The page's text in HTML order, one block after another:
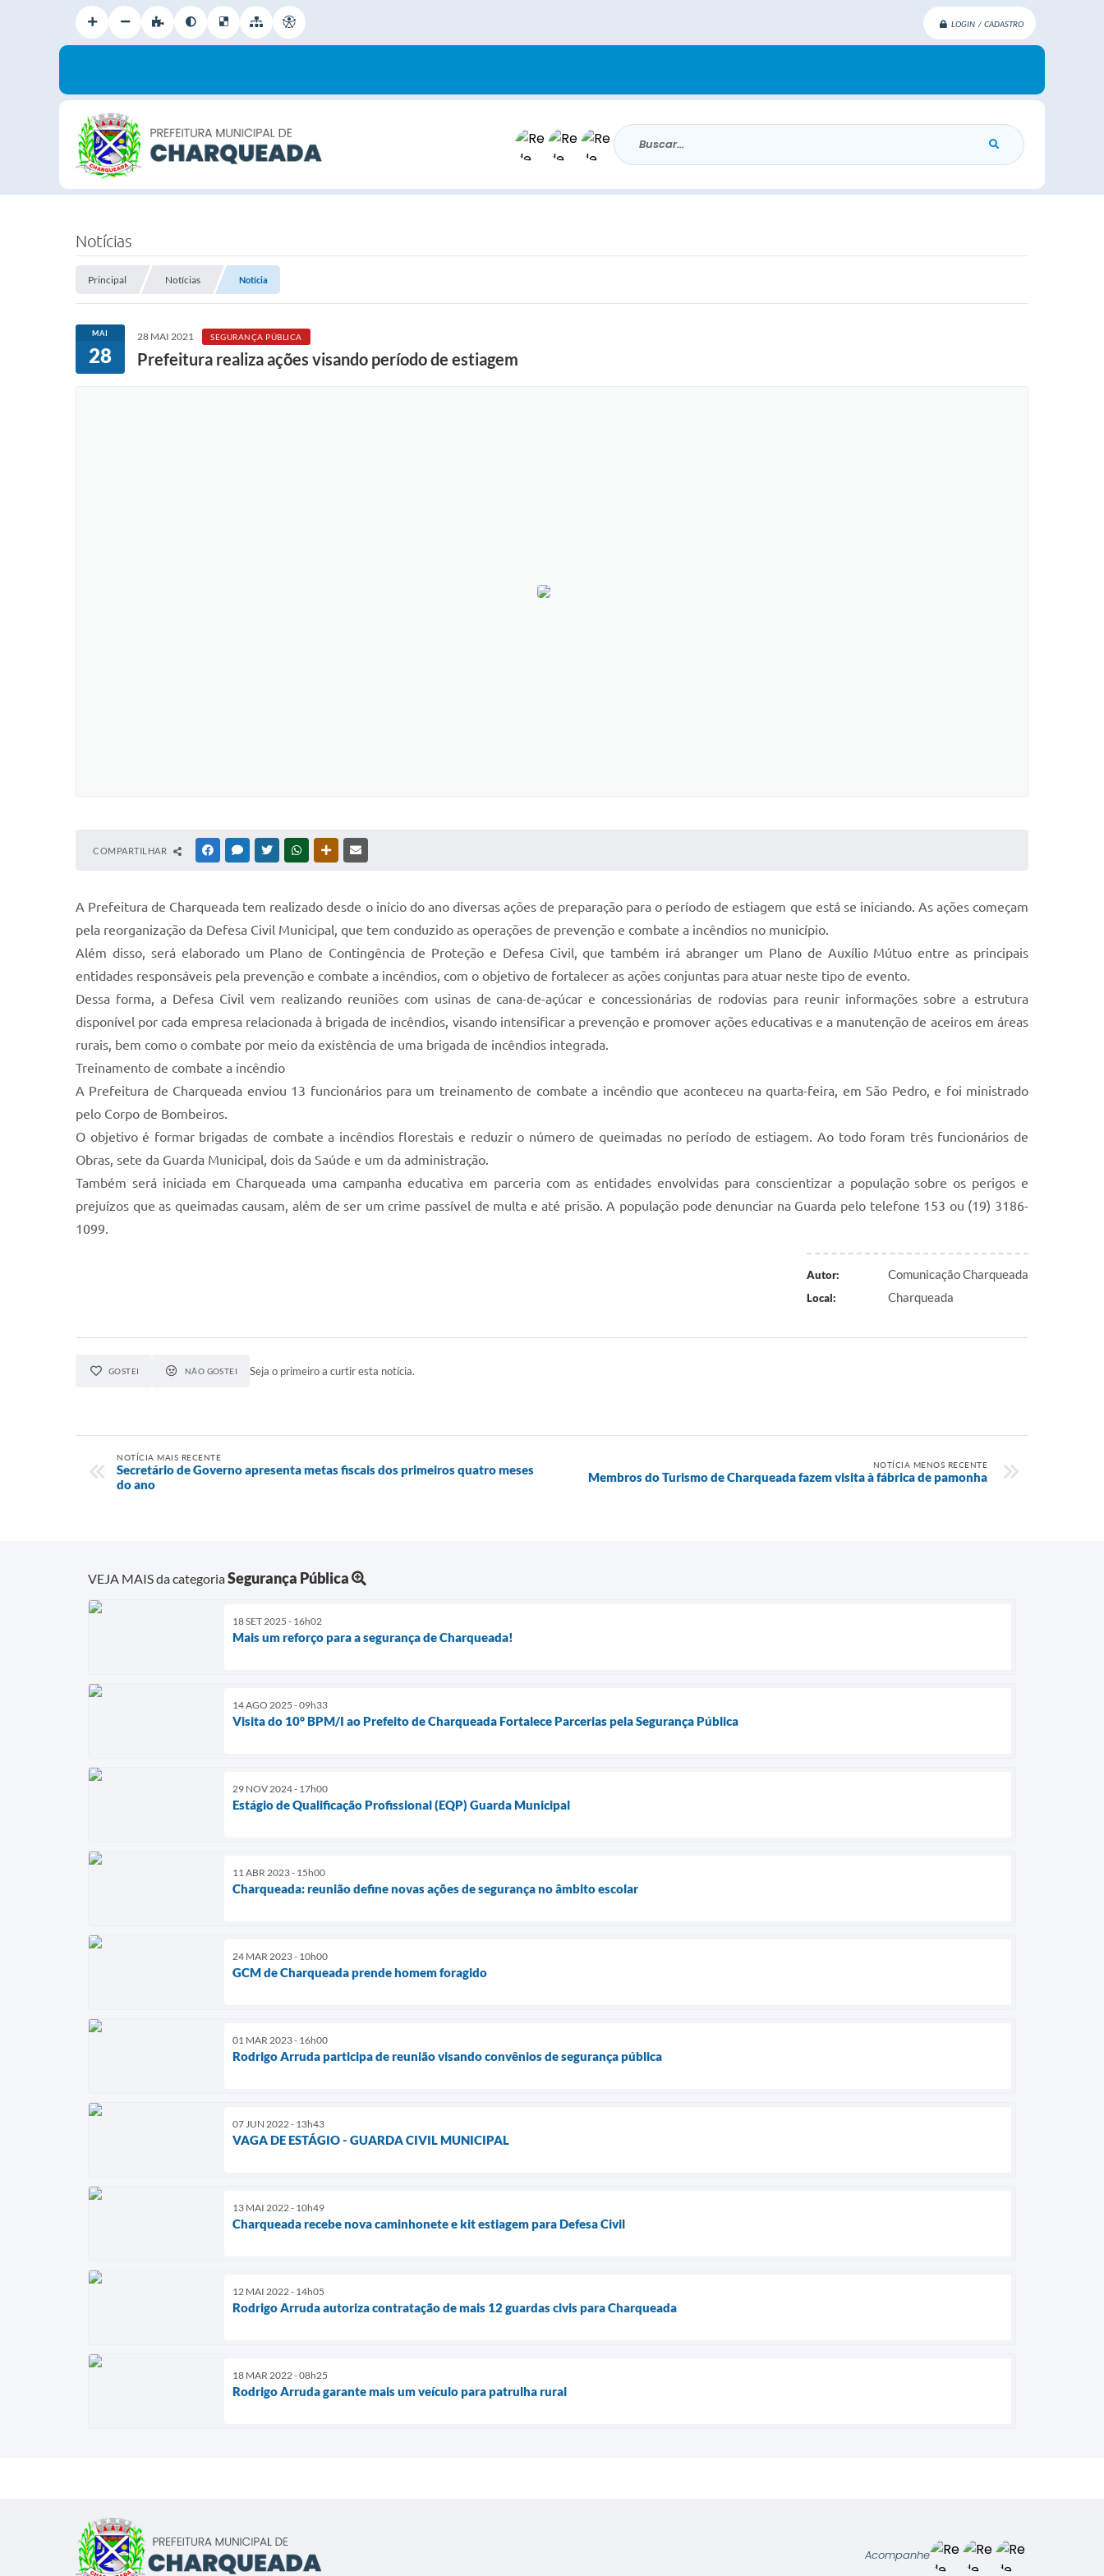
LOGIN / CADASTRO
Buscar...
Notícias
Principal Notícias Notícia
MAI
28
28 MAI 2021 SEGURANÇA PÚBLICA
Prefeitura realiza ações visando período de estiagem
COMPARTILHAR FACEBOOKMESSENGER
TWITTERWHATSAPPOUTRAS MÍDIAS
A Prefeitura de Charqueada tem realizado desde o início do ano diversas ações de preparação para o período de estiagem que está se iniciando. As ações começam
pela reorganização da Defesa Civil Municipal, que tem conduzido as operações de prevenção e combate a incêndios no município.
Além disso, será elaborado um Plano de Contingência de Proteção e Defesa Civil, que também irá abranger um Plano de Auxílio Mútuo entre as principais
entidades responsáveis pela prevenção e combate a incêndios, com o objetivo de fortalecer as ações conjuntas para atuar neste tipo de evento.
Dessa forma, a Defesa Civil vem realizando reuniões com usinas de cana-de-açúcar e concessionárias de rodovias para reunir informações sobre a estrutura
disponível por cada empresa relacionada à brigada de incêndios, visando intensificar a prevenção e promover ações educativas e a manutenção de aceiros em áreas
rurais, bem como o combate por meio da existência de uma brigada de incêndios integrada.
Treinamento de combate a incêndio
A Prefeitura de Charqueada enviou 13 funcionários para um treinamento de combate a incêndio que aconteceu na quarta-feira, em São Pedro, e foi ministrado
pelo Corpo de Bombeiros.
O objetivo é formar brigadas de combate a incêndios florestais e reduzir o número de queimadas no período de estiagem. Ao todo foram três funcionários de
Obras, sete da Guarda Municipal, dois da Saúde e um da administração.
Também será iniciada em Charqueada uma campanha educativa em parceria com as entidades envolvidas para conscientizar a população sobre os perigos e
prejuízos que as queimadas causam, além de ser um crime passível de multa e até prisão. A população pode denunciar na Guarda pelo telefone 153 ou (19) 3186-
1099.
Autor: Comunicação Charqueada
Local: Charqueada
GOSTEI NÃO GOSTEI Seja o primeiro a curtir esta notícia.
NOTÍCIA MAIS RECENTE
Secretário de Governo apresenta metas fiscais dos primeiros quatro meses
do ano
NOTÍCIA MENOS RECENTE
Membros do Turismo de Charqueada fazem visita à fábrica de pamonha
VEJA MAIS da categoriaSegurança Pública
18 SET 2025 - 16h02
Mais um reforço para a segurança de Charqueada!
14 AGO 2025 - 09h33
Visita do 10° BPM/I ao Prefeito de Charqueada Fortalece Parcerias pela Segurança Pública
29 NOV 2024 - 17h00
Estágio de Qualificação Profissional (EQP) Guarda Municipal
11 ABR 2023 - 15h00
Charqueada: reunião define novas ações de segurança no âmbito escolar
24 MAR 2023 - 10h00
GCM de Charqueada prende homem foragido
01 MAR 2023 - 16h00
Rodrigo Arruda participa de reunião visando convênios de segurança pública
07 JUN 2022 - 13h43
VAGA DE ESTÁGIO - GUARDA CIVIL MUNICIPAL
13 MAI 2022 - 10h49
Charqueada recebe nova caminhonete e kit estiagem para Defesa Civil
12 MAI 2022 - 14h05
Rodrigo Arruda autoriza contratação de mais 12 guardas civis para Charqueada
18 MAR 2022 - 08h25
Rodrigo Arruda garante mais um veículo para patrulha rural
Acompanhe